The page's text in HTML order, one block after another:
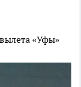
«Уфы»